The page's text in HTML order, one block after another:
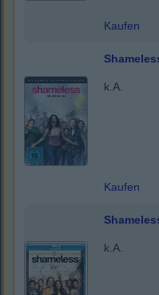
Kaufen
k.A.
Kaufen
k.A.